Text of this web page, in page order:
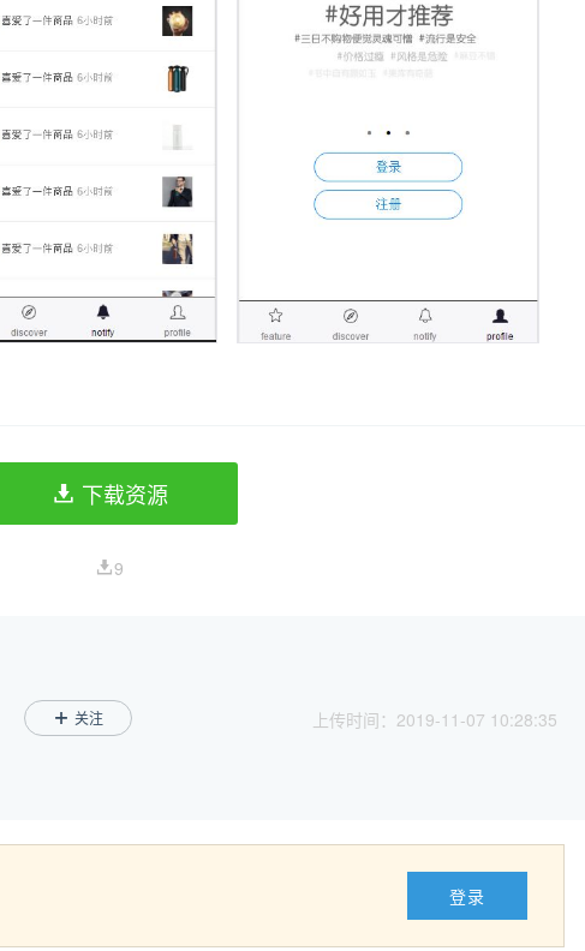
下载资源
9
关注 上传时间：2019-11-07 10:28:35
登录